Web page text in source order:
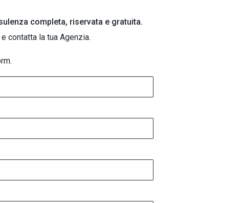
completa, riservata e gratuita.
e contatta la tua Agenzia.